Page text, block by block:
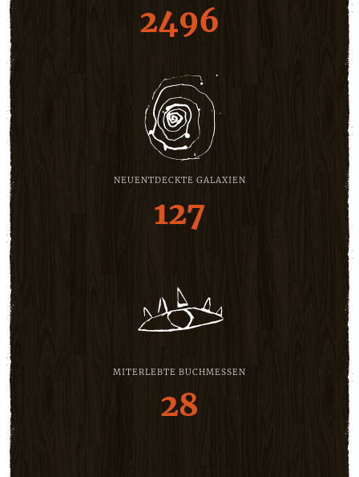
2496
NEUENTDECKTE GALAXIEN
127
MITERLEBTE BUCHMESSEN
28